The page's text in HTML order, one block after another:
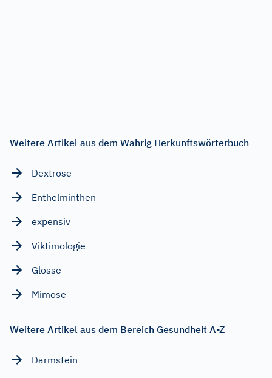
Weitere Artikel aus dem Wahrig Herkunftswörterbuch
Dextrose
Enthelminthen
expensiv
Viktimologie
Glosse
Mimose
Weitere Artikel aus dem Bereich Gesundheit A-Z
Darmstein